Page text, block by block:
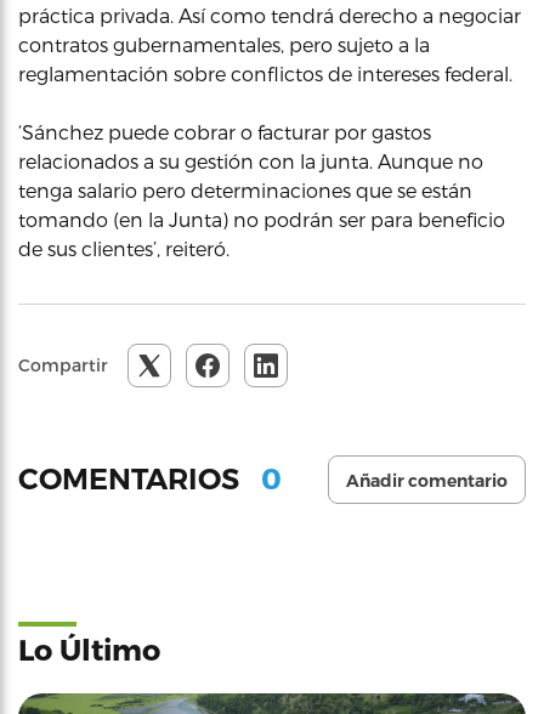
práctica privada. Así como tendrá derecho a negociar
contratos gubernamentales, pero sujeto a la
reglamentación sobre conflictos de intereses federal.
‘Sánchez puede cobrar o facturar por gastos
relacionados a su gestión con la junta. Aunque no
tenga salario pero determinaciones que se están
tomando (en la Junta) no podrán ser para beneficio
de sus clientes’, reiteró.
Compartir
COMENTARIOS 0 Añadir comentario
Lo Último